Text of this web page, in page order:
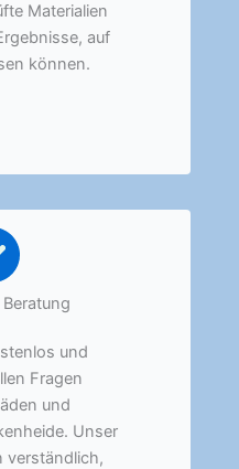
Materialien
auf
können.
und
Fragen
und
Unser
verständlich,